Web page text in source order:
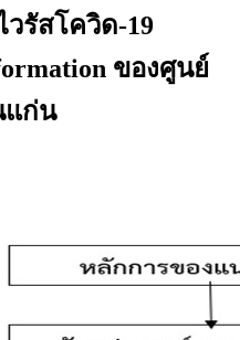
รัสโควิด-19
ของศูนย์
แก่น